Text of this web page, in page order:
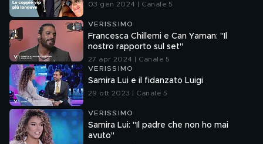
03 gen 2024 | Canale 5
VERISSIMO
Francesca Chillemi e Can Yaman: "Il
nostro rapporto sul set"
27 apr 2024 | Canale 5
VERISSIMO
Samira Lui e il fidanzato Luigi
29 ott 2023 | Canale 5
VERISSIMO
Samira Lui: "Il padre che non ho mai
avuto"